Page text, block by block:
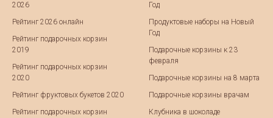
2026
Рейтинг 2026 онлайн
Рейтинг подарочных корзин
2019
Рейтинг подарочных корзин
2020
Рейтинг фруктовых букетов 2020
Рейтинг подарочных корзин
Год
Продуктовые наборы на Новый
Год
Подарочные корзины к 23
февраля
Подарочные корзины на 8 марта
Подарочные корзины врачам
Клубника в шоколаде